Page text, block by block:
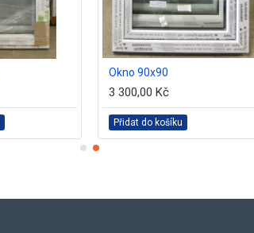
Okno 90x90
3 300,00 Kč
Přidat do košíku